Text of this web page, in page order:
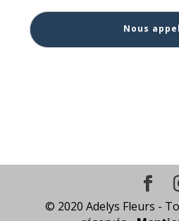
Nous
© 2020 Adelys Fleurs -